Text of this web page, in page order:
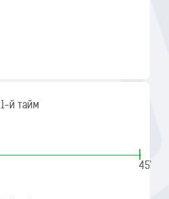
1-й тайм
|
45'